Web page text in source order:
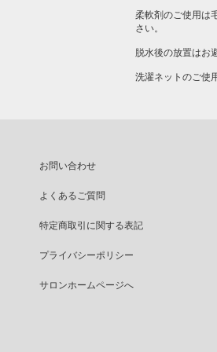
柔軟剤のご使用は
さい。
脱水後の放置はお
洗濯ネットのご使
お問い合わせ
よくあるご質問
特定商取引に関する表記
プライバシーポリシー
サロンホームページへ